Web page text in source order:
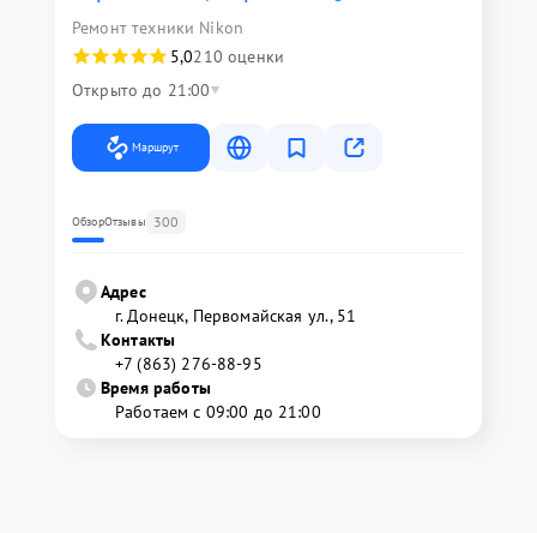
Ремонт техники Nikon
5,0210 оценки
Открыто до 21:00
Маршрут
ОбзорОтзывы 300
Адрес
г. Донецк, Первомайская ул., 51
Контакты
+7 (863) 276-88-95
Время работы
Работаем с 09:00 до 21:00